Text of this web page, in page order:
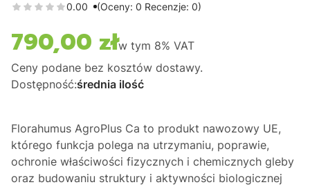
0.00 (Oceny: 0 Recenzje: 0)
Cena
790,00 złw tym 8% VAT
Ceny podane bez kosztów dostawy.
Dostępność:średnia ilość
Florahumus AgroPlus Ca to produkt nawozowy UE,
którego funkcja polega na utrzymaniu, poprawie,
ochronie właściwości fizycznych i chemicznych gleby
oraz budowaniu struktury i aktywności biologicznej